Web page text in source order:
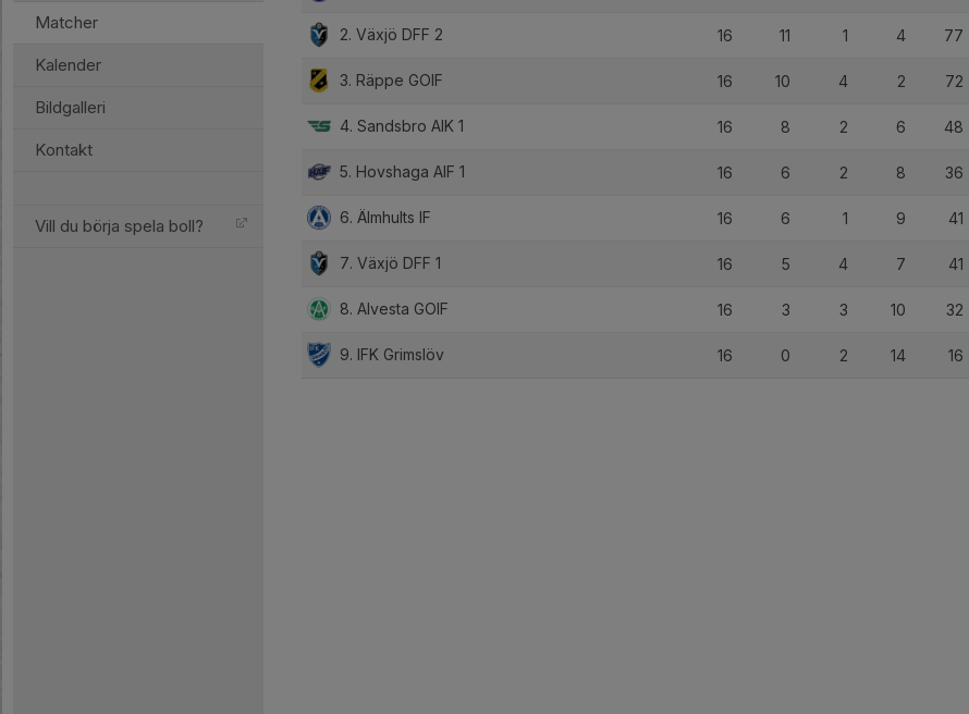
Matcher
Kalender
Bildgalleri
Kontakt
Vill du börja spela boll?
2. Växjö DFF 2 16 11 1 4 77
3. Räppe GOIF 16 10 4 2 72
4. Sandsbro AIK 1 16 8 2 6 48
5. Hovshaga AIF 1 16 6 2 8 36
6. Älmhults IF 16 6 1 9 41
7. Växjö DFF 1 16 5 4 7 41
8. Alvesta GOIF 16 3 3 10 32
9. IFK Grimslöv 16 0 2 14 16